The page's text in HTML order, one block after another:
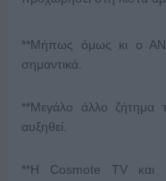
**Μήπως όμως κι ο
σημαντικά.
**Μεγάλο άλλο
αυξηθεί.
**Η Cosmote TV και